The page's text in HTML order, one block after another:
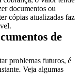
documentos ou
cópias atualizadas faz
de
problemas futuros, é
Veja algumas